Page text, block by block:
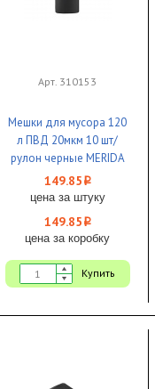
Арт. 310153
Мешки для мусора 120
л ПВД 20мкм 10 шт/
рулон черные MERIDA
СТАНДАРТ 1/30
149.85 i
цена за штуку
149.85 i
цена за коробку
Купить